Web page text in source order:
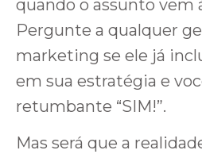
quando o assunto vem
Pergunte a qualquer
marketing se ele já
em sua estratégia e
retumbante “SIM!”.
Mas será que a